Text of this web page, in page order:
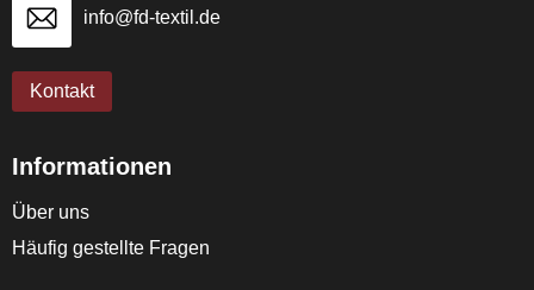
info@fd-textil.de
Kontakt
Informationen
Über uns
Häufig gestellte Fragen